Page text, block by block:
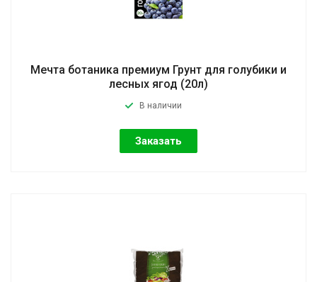
Мечта ботаника премиум Грунт для голубики и
лесных ягод (20л)
В наличии
Заказать